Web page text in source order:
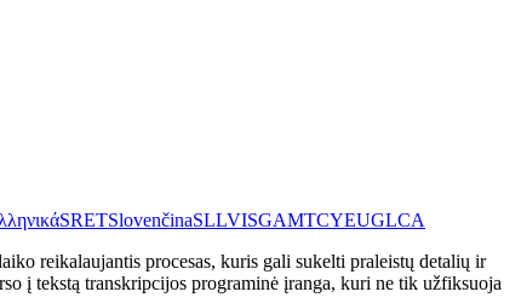
SRETSlovenčinaSLLVISGAMTCYEUGLCA
reikalaujantis procesas, kuris gali sukelti praleistų detalių ir
į tekstą transkripcijos programinė įranga, kuri ne tik užfiksuoja